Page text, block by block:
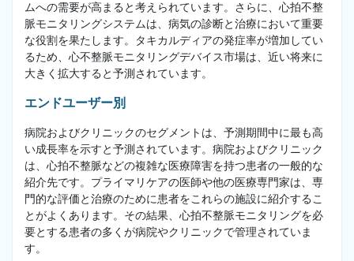
ムへの需要が高まると考えられています。さらに、心拍不整
脈モニタリングシステムは、病気の診断と治療において重要
な役割を果たします。タキカルディアの発症率が増加してい
るため、心不整脈モニタリングデバイス市場は、近い将来に
大きく拡大すると予測されています。
エンドユーザー別
病院およびクリニックのセグメントは、予測期間中に最も高
い成長率を示すと予測されています。病院およびクリニック
は、心拍不整脈などの複雑な医療障害を持つ患者の一般的な
紹介先です。プライマリケアの医師や他の医療専門家は、専
門的な評価と治療のために患者をこれらの施設に紹介するこ
とがよくあります。その結果、心拍不整脈モニタリングを必
要とする患者の多くが病院やクリニックで管理されていま
す。